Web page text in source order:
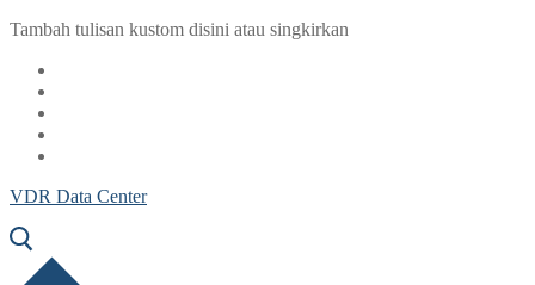
Lompat
konten
Menu
Tutup
Tambah tulisan kustom disini atau singkirkan
VDR Data Center